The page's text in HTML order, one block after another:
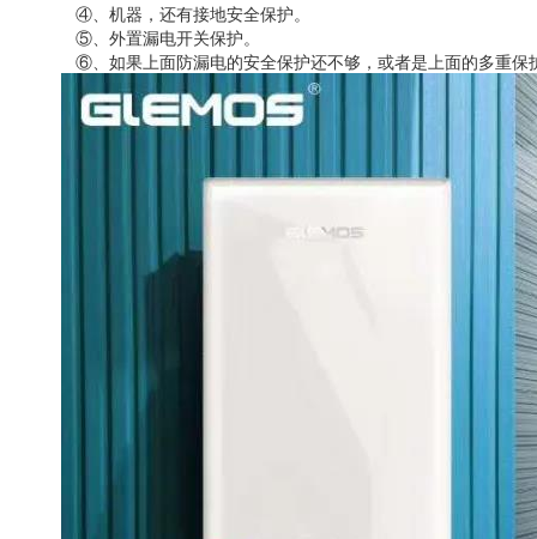
④、机器，还有接地安全保护。
⑤、外置漏电开关保护。
⑥、如果上面防漏电的安全保护还不够，或者是上面的多重保